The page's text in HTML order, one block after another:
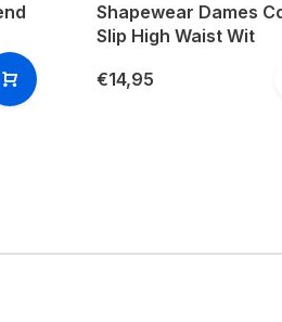
Shapewear Dames
Slip High Waist Wit
€14,95